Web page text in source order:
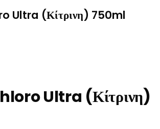
Ultra (Κίτρινη) 750ml
Ultra (Κίτρινη)